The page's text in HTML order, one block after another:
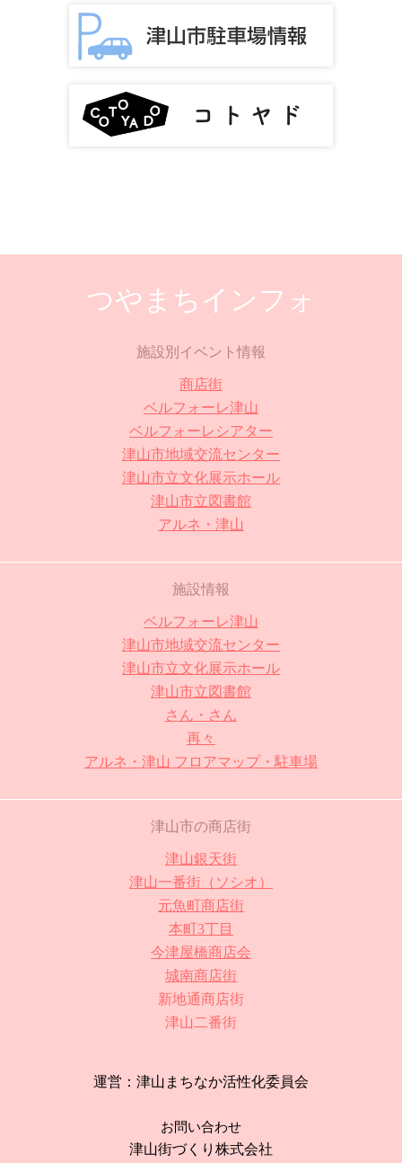
つやまちインフォ
施設別イベント情報
商店街
ベルフォーレ津山
ベルフォーレシアター
津山市地域交流センター
津山市立文化展示ホール
津山市立図書館
アルネ・津山
施設情報
ベルフォーレ津山
津山市地域交流センター
津山市立文化展示ホール
津山市立図書館
さん・さん
再々
アルネ・津山 フロアマップ・駐車場
津山市の商店街
津山銀天街
津山一番街（ソシオ）
元魚町商店街
本町3丁目
今津屋橋商店会
城南商店街
新地通商店街
津山二番街
運営：津山まちなか活性化委員会
お問い合わせ
津山街づくり株式会社